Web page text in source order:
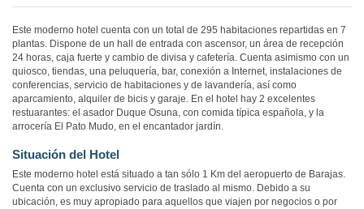
Este moderno hotel cuenta con un total de 295 habitaciones repartidas en 7
plantas. Dispone de un hall de entrada con ascensor, un área de recepción
24 horas, caja fuerte y cambio de divisa y cafetería. Cuenta asimismo con un
quiosco, tiendas, una peluquería, bar, conexión a Internet, instalaciones de
conferencias, servicio de habitaciones y de lavandería, así como
aparcamiento, alquiler de bicis y garaje. En el hotel hay 2 excelentes
restuarantes: el asador Duque Osuna, con comida típica española, y la
arrocería El Pato Mudo, en el encantador jardín.
Situación del Hotel
Este moderno hotel está situado a tan sólo 1 Km del aeropuerto de Barajas.
Cuenta con un exclusivo servicio de traslado al mismo. Debido a su
ubicación, es muy apropiado para aquellos que viajen por negocios o por